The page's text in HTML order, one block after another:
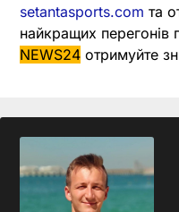
setantasports.com та
найкращих
NEWS24 отримуйте